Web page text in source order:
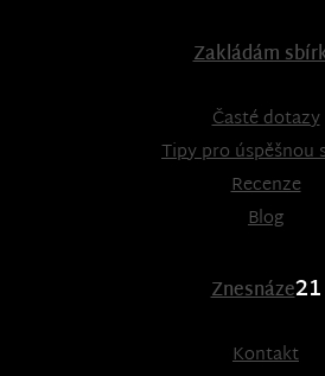
Zakládám
Časté dotazy
Tipy pro úspěšnou
Recenze
Blog
Znesnáze21
Kontakt